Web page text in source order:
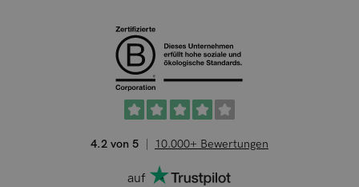
4.2 von 5 10.000+ Bewertungen
auf